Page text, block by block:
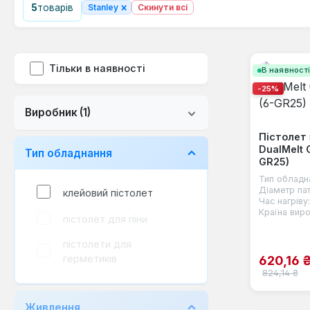
5товарів Stanley × Скинути всі
Тільки в наявності
Виробник (1)
Тип обладнання
клейовий пістолет
пістолет для піни
пістолети для
герметиків
В наявності
-25%
Пістолет
DualMelt
GR25)
Тип
Діаметр
Час нагріву:
Країна
Ціна
620,16 ₴
Звичайна
824,14 ₴